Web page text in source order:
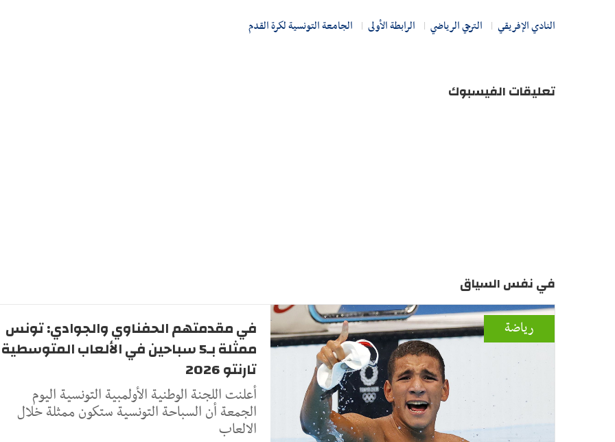
النادي الإفريقي الترجي الرياضي الرابطة الأولى الجامعة التونسية لكرة القدم
تعليقات الفيسبوك
في نفس السياق
رياضة
في مقدمتهم الحفناوي والجوادي: تونس
ممثلة بـ5 سباحين في الألعاب المتوسطية
تارنتو 2026
أعلنت اللجنة الوطنية الأولمبية التونسية اليوم
الجمعة أن السباحة التونسية ستكون ممثلة خلال
الالعاب